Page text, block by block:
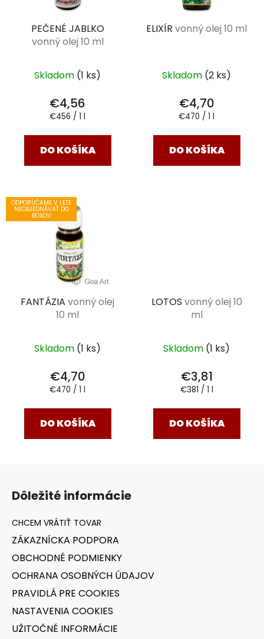
PEČENÉ JABLKO
vonný olej 10 ml
Skladom (1 ks)
€4,56
Jednotková
€456 / 1 l
DO KOŠÍKA
ELIXÍR vonný olej 10 ml
Skladom (2 ks)
€4,70
Jednotková
€470 / 1 l
DO KOŠÍKA
ODPORÚČAME V LETE
NEOBJEDNÁVAŤ DO
BOXOV
FANTÁZIA vonný olej
10 ml
Skladom (1 ks)
€4,70
Jednotková
€470 / 1 l
DO KOŠÍKA
LOTOS vonný olej 10
ml
Skladom (1 ks)
€3,81
Jednotková
€381 / 1 l
DO KOŠÍKA
Dôležité informácie
ZÁKAZNÍCKA PODPORA
OBCHODNÉ PODMIENKY
OCHRANA OSOBNÝCH ÚDAJOV
PRAVIDLÁ PRE COOKIES
NASTAVENIA COOKIES
UŽITOČNÉ INFORMÁCIE